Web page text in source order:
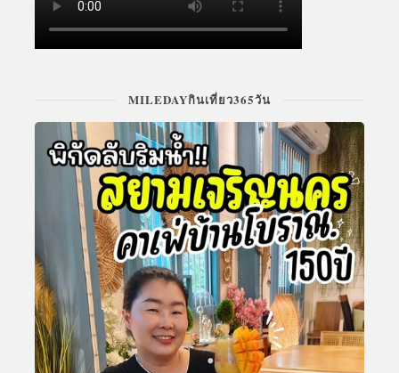
MILEDAYกินเที่ยว365วัน